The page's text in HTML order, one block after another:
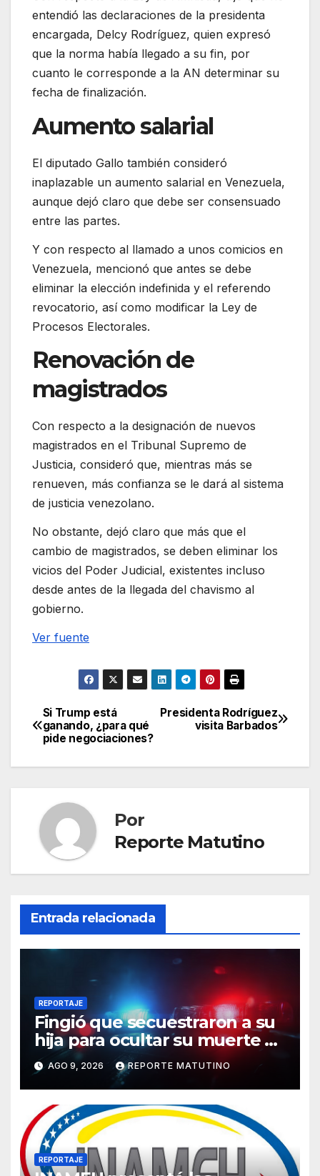
entendió las declaraciones de la presidenta
encargada, Delcy Rodríguez, quien expresó
que la norma había llegado a su fin, por
cuanto le corresponde a la AN determinar su
fecha de finalización.
Aumento salarial
El diputado Gallo también consideró
inaplazable un aumento salarial en Venezuela,
aunque dejó claro que debe ser consensuado
entre las partes.
Y con respecto al llamado a unos comicios en
Venezuela, mencionó que antes se debe
eliminar la elección indefinida y el referendo
revocatorio, así como modificar la Ley de
Procesos Electorales.
Renovación de
magistrados
Con respecto a la designación de nuevos
magistrados en el Tribunal Supremo de
Justicia, consideró que, mientras más se
renueven, más confianza se le dará al sistema
de justicia venezolano.
No obstante, dejó claro que más que el
cambio de magistrados, se deben eliminar los
vicios del Poder Judicial, existentes incluso
desde antes de la llegada del chavismo al
gobierno.
Ver fuente
Navegación
de
Presidenta Rodríguez
visita Barbados
Si Trump está
ganando, ¿para qué
pide negociaciones?
Por
Reporte Matutino
Entrada relacionada
REPORTAJE
Fingió que secuestraron a su
hija para ocultar su muerte y
así la policía descubrió el
engaño
AGO 9, 2026 REPORTE MATUTINO
REPORTAJE